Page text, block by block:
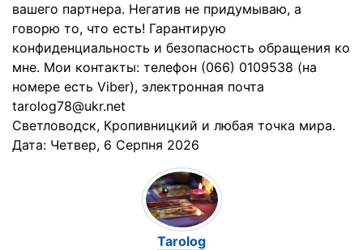
вашего партнера. Негатив не придумываю, а
говорю то, что есть! Гарантирую
конфиденциальность и безопасность обращения ко
мне. Мои контакты: телефон (066) 0109538 (на
номере есть Viber), электронная почта
tarolog78@ukr.net
Светловодск, Кропивницкий и любая точка мира.
Дата: Четвер, 6 Серпня 2026
Tarolog